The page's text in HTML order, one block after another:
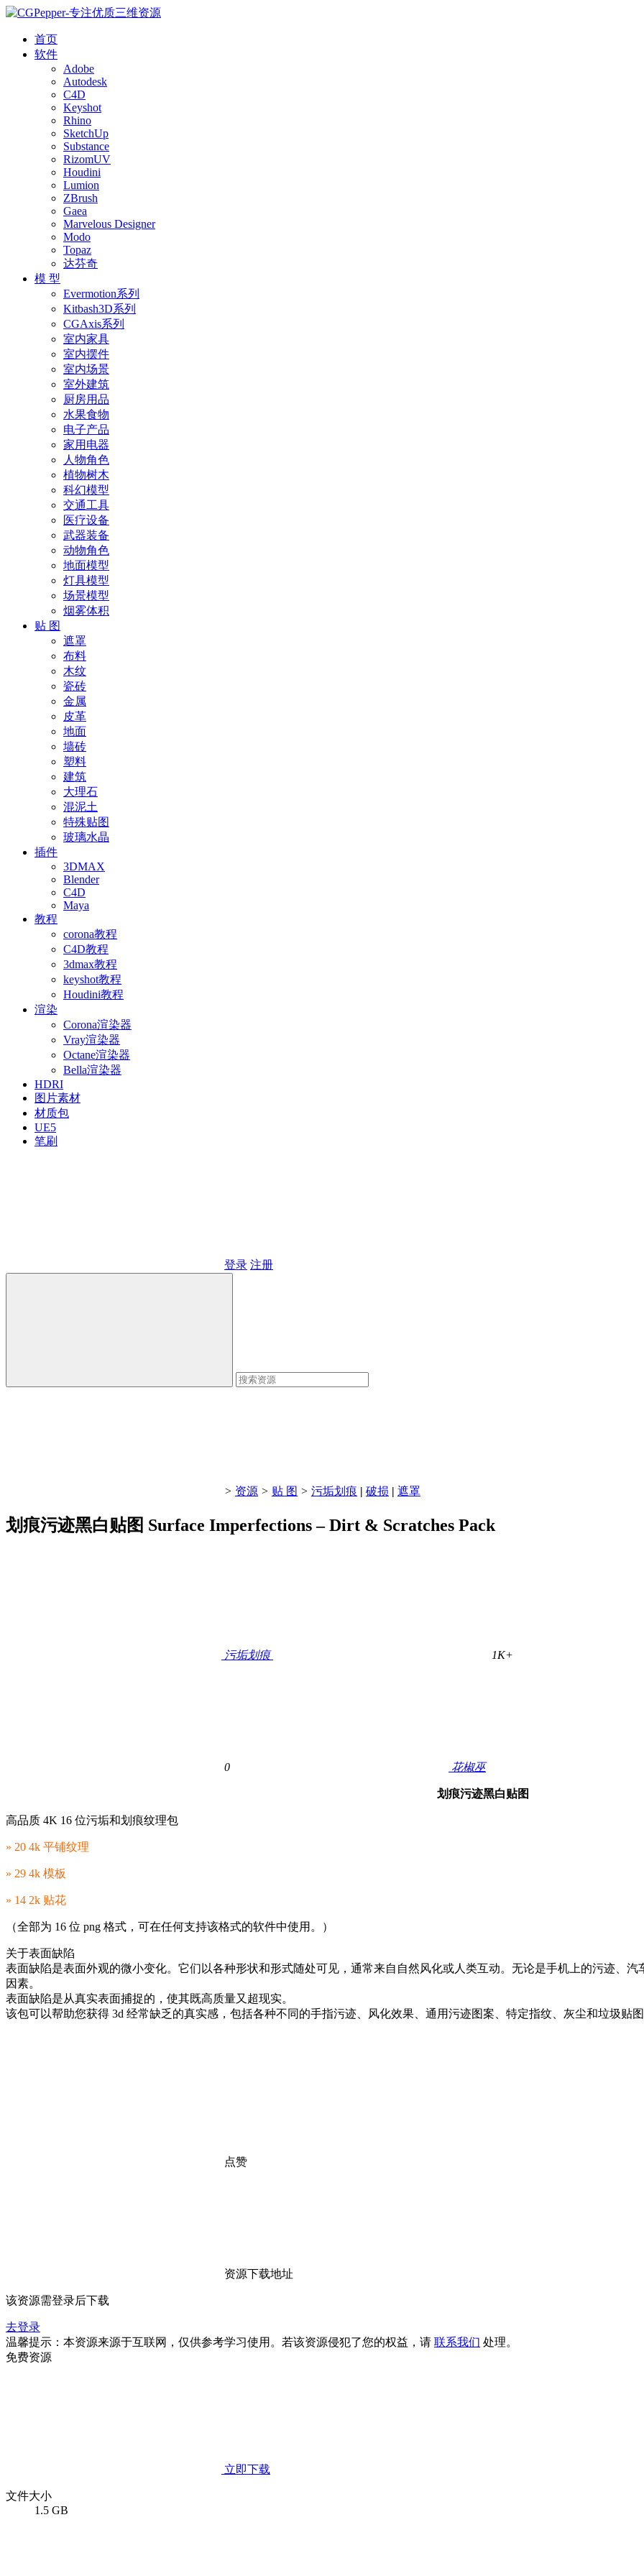
首页
软件
Adobe
Autodesk
C4D
Keyshot
Rhino
SketchUp
Substance
RizomUV
Houdini
Lumion
ZBrush
Gaea
Marvelous Designer
Modo
Topaz
达芬奇
模 型
Evermotion系列
Kitbash3D系列
CGAxis系列
室内家具
室内摆件
室内场景
室外建筑
厨房用品
水果食物
电子产品
家用电器
人物角色
植物树木
科幻模型
交通工具
医疗设备
武器装备
动物角色
地面模型
灯具模型
场景模型
烟雾体积
贴 图
遮罩
布料
木纹
瓷砖
金属
皮革
地面
墙砖
塑料
建筑
大理石
混泥土
特殊贴图
玻璃水晶
插件
3DMAX
Blender
C4D
Maya
教程
corona教程
C4D教程
3dmax教程
keyshot教程
Houdini教程
渲染
Corona渲染器
Vray渲染器
Octane渲染器
Bella渲染器
HDRI
图片素材
材质包
UE5
笔刷
登录 注册
> 资源 > 贴 图 > 污垢划痕 | 破损 | 遮罩
划痕污迹黑白贴图 Surface Imperfections – Dirt & Scratches Pack
污垢划痕 1K+
0 花椒巫
划痕污迹黑白贴图
高品质 4K 16 位污垢和划痕纹理包
» 20 4k 平铺纹理
» 29 4k 模板
» 14 2k 贴花
（全部为 16 位 png 格式，可在任何支持该格式的软件中使用。）
关于表面缺陷
表面缺陷是表面外观的微小变化。它们以各种形状和形式随处可见，通常来自自然风化或人类互动。无论是手机上的污迹、
因素。
表面缺陷是从真实表面捕捉的，使其既高质量又超现实。
该包可以帮助您获得 3d 经常缺乏的真实感，包括各种不同的手指污迹、风化效果、通用污迹图案、特定指纹、灰尘和垃圾贴
点赞
资源下载地址
该资源需登录后下载
去登录
温馨提示：本资源来源于互联网，仅供参考学习使用。若该资源侵犯了您的权益，请 联系我们 处理。
免费资源
立即下载
文件大小
1.5 GB